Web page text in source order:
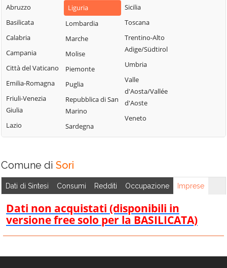
Cicagna
Cogoleto
Cogorno
Coreglia Ligure
Crocefieschi
Davagna
Fascia
Favale di Malvaro
Ne
Neirone
Orero
Pieve Ligure
Portofino
Propata
Rapallo
Tiglieto
Tribogna
Valbrevenna
Vobbia
Zoagli
Abruzzo
Basilicata
Calabria
Campania
Città del Vaticano
Emilia-Romagna
Friuli-Venezia
Giulia
Lazio
Liguria
Lombardia
Marche
Molise
Piemonte
Puglia
Repubblica di San
Marino
Sardegna
Sicilia
Toscana
Trentino-Alto
Adige/Südtirol
Umbria
Valle
d'Aosta/Vallée
d'Aoste
Veneto
Comune di Sori
Dati di Sintesi Consumi Redditi Occupazione Imprese
Dati non acquistati (disponibili in
versione free solo per la BASILICATA)